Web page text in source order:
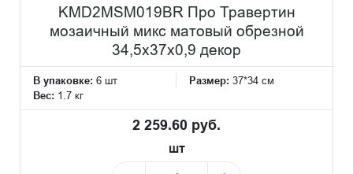
KMD2MSM019BR Про Травертин
мозаичный микс матовый обрезной
34,5x37x0,9 декор
В упаковке: 6 шт Размер: 37*34 см
Вес: 1.7 кг
2 259.60 руб.
шт